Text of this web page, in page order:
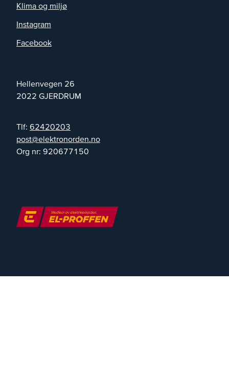
Hellenvegen 26
2022 GJERDRUM
Tlf: 62420203
on.nedronortkele@tsop
Org nr: 920677150
Klima og miljø
Instagram
Facebook